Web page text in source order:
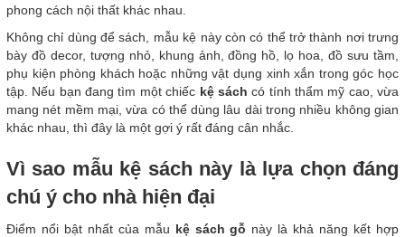
phong cách nội thất khác nhau.
Không chỉ dùng để sách, mẫu kệ này còn có thể trở thành nơi trưng
bày đồ decor, tượng nhỏ, khung ảnh, đồng hồ, lọ hoa, đồ sưu tầm,
phụ kiện phòng khách hoặc những vật dụng xinh xắn trong góc học
tập. Nếu bạn đang tìm một chiếc kệ sách có tính thẩm mỹ cao, vừa
mang nét mềm mại, vừa có thể dùng lâu dài trong nhiều không gian
khác nhau, thì đây là một gợi ý rất đáng cân nhắc.
Vì sao mẫu kệ sách này là lựa chọn đáng
chú ý cho nhà hiện đại
Điểm nổi bật nhất của mẫu kệ sách gỗ này là khả năng kết hợp